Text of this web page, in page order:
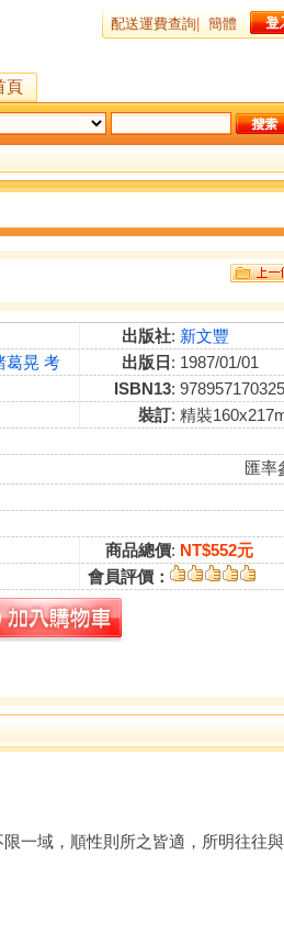
配送運費查詢 簡體
頁
出版社: 新文豐
葛晃 考 出版日 : 1987/01/01
ISBN13:
裝訂: 精裝
匯率
商品總價: NT$552元
會員評價：
一域，順性則所之皆適，所明往往與